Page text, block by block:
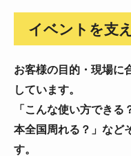
イベントを支
お客様の目的・現場に
しています。
「こんな使い方でき
本全国周れる？」など
す。